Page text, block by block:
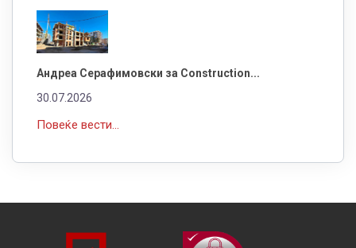
Андреа Серафимовски за Construction...
30.07.2026
Повеќе вести...